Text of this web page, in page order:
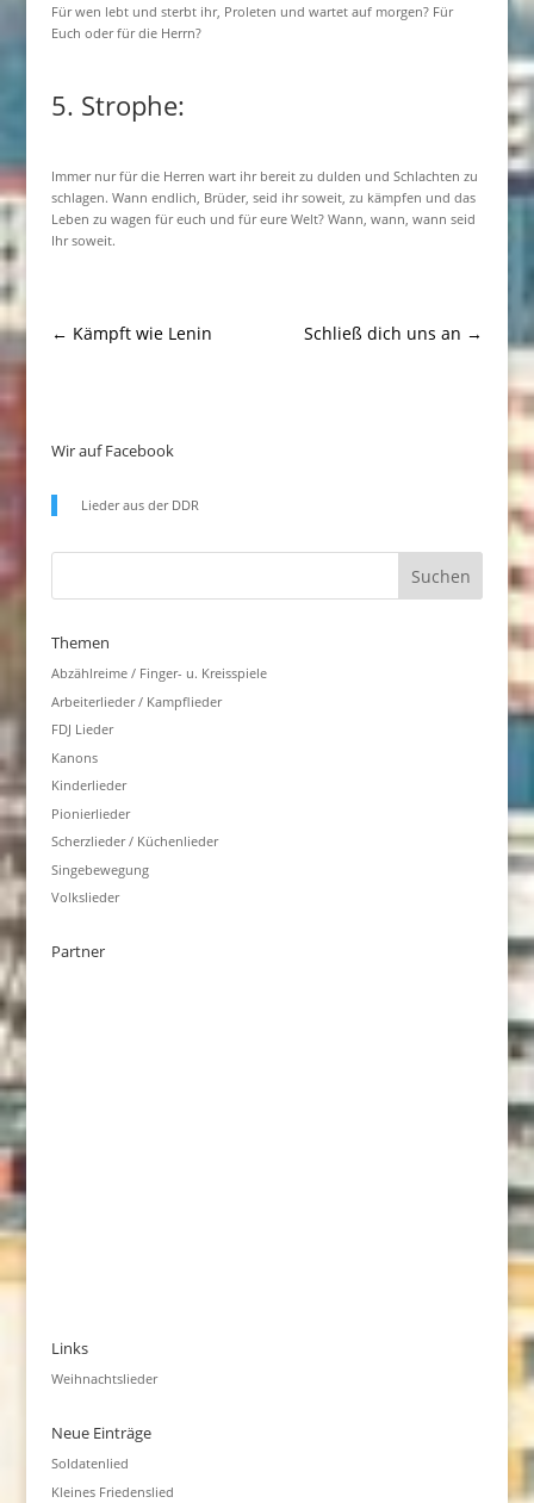
Für wen lebt und sterbt ihr, Proleten und wartet auf morgen? Für
Euch oder für die Herrn?
5. Strophe:
Immer nur für die Herren wart ihr bereit zu dulden und Schlachten zu
schlagen. Wann endlich, Brüder, seid ihr soweit, zu kämpfen und das
Leben zu wagen für euch und für eure Welt? Wann, wann, wann seid
Ihr soweit.
← Kämpft wie Lenin Schließ dich uns an →
Wir auf Facebook
Lieder aus der DDR
Themen
Abzählreime / Finger- u. Kreisspiele
Arbeiterlieder / Kampflieder
FDJ Lieder
Kanons
Kinderlieder
Pionierlieder
Scherzlieder / Küchenlieder
Singebewegung
Volkslieder
Partner
Links
Weihnachtslieder
Neue Einträge
Soldatenlied
Kleines Friedenslied